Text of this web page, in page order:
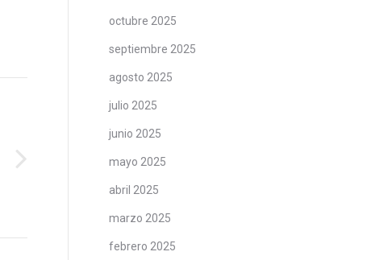
octubre 2025
septiembre 2025
agosto 2025
julio 2025
junio 2025
mayo 2025
abril 2025
marzo 2025
febrero 2025